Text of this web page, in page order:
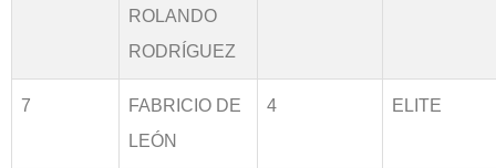
ROLANDO
RODRÍGUEZ
7
FABRICIO DE
LEÓN
4 ELITE